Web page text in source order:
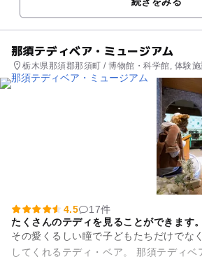
もの広大な里山には豊か...
那須テディベア・ミュージアム
栃木県那須郡那須町 / 博物館・科学館, 体験
4.5
17件
たくさんのテディを見ることができます。
その愛くるしい瞳で子どもたちだけでな
してくれるテディ・ベア。 那須テディベ